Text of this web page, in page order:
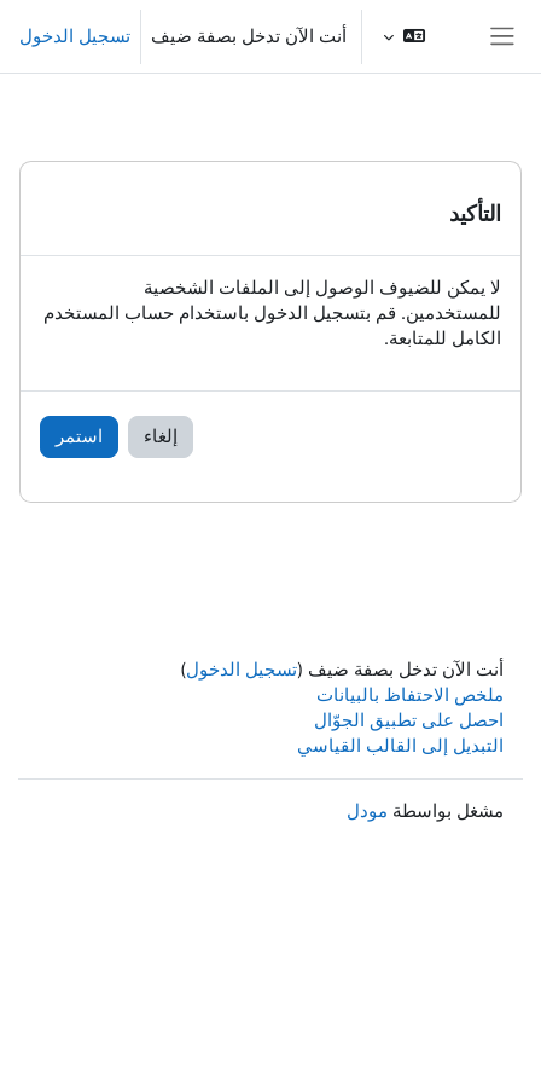
تخطى إلى المحتوى الرئيسي
أنت الآن تدخل بصفة ضيف تسجيل الدخول
التأكيد
لا يمكن للضيوف الوصول إلى الملفات الشخصية
للمستخدمين. قم بتسجيل الدخول باستخدام حساب المستخدم
الكامل للمتابعة.
إلغاء استمر
أنت الآن تدخل بصفة ضيف (تسجيل الدخول)
ملخص الاحتفاظ بالبيانات
احصل على تطبيق الجوّال
التبديل إلى القالب القياسي
مشغل بواسطة مودل